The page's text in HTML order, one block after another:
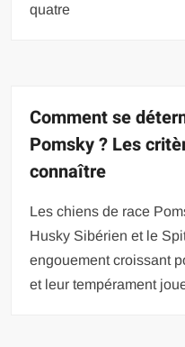
quatre
Comment se
Pomsky ? Les
connaître
Les chiens de race
Husky Sibérien et le
engouement croissant
et leur tempérament